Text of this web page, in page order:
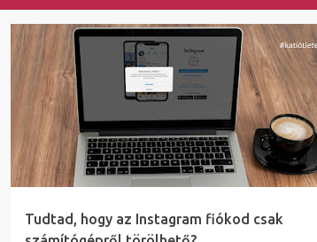
Tudtad, hogy az Instagram fiókod csak
INSTAGRAM FIÓK TÖRLÉS